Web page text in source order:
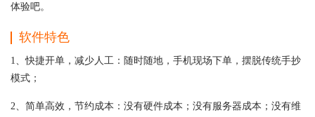
体验吧。
软件特色
1、快捷开单，减少人工：随时随地，手机现场下单，摆脱传统手抄
模式；
2、简单高效，节约成本：没有硬件成本；没有服务器成本；没有维